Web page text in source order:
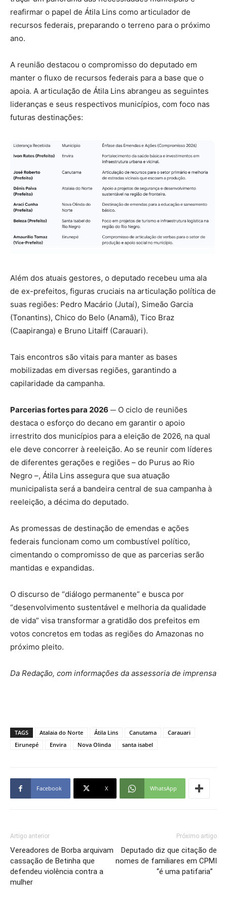
reafirmar o papel de Átila Lins como articulador de
recursos federais, preparando o terreno para o próximo
ano.
A reunião destacou o compromisso do deputado em
manter o fluxo de recursos federais para a base que o
apoia. A articulação de Átila Lins abrangeu as seguintes
lideranças e seus respectivos municípios, com foco nas
futuras destinações:
Além dos atuais gestores, o deputado recebeu uma ala
de ex-prefeitos, figuras cruciais na articulação política de
suas regiões: Pedro Macário (Jutaí), Simeão Garcia
(Tonantins), Chico do Belo (Anamã), Tico Braz
(Caapiranga) e Bruno Litaiff (Carauari).
Tais encontros são vitais para manter as bases
mobilizadas em diversas regiões, garantindo a
capilaridade da campanha.
Parcerias fortes para 2026 ─ O ciclo de reuniões
destaca o esforço do decano em garantir o apoio
irrestrito dos municípios para a eleição de 2026, na qual
ele deve concorrer à reeleição. Ao se reunir com líderes
de diferentes gerações e regiões – do Purus ao Rio
Negro –, Átila Lins assegura que sua atuação
municipalista será a bandeira central de sua campanha à
reeleição, a décima do deputado.
As promessas de destinação de emendas e ações
federais funcionam como um combustível político,
cimentando o compromisso de que as parcerias serão
mantidas e expandidas.
O discurso de “diálogo permanente” e busca por
“desenvolvimento sustentável e melhoria da qualidade
de vida” visa transformar a gratidão dos prefeitos em
votos concretos em todas as regiões do Amazonas no
próximo pleito.
Da Redação, com informações da assessoria de imprensa
TAGS Atalaia do Norte Átila Lins Canutama
Carauari
Eirunepé
Envira Nova Olinda santa isabel
Facebook X WhatsApp
Artigo anterior
Vereadores de Borba arquivam
cassação de Betinha que
defendeu violência contra a
mulher
Próximo artigo
Deputado diz que citação de
nomes de familiares em CPMI
“é uma patifaria”